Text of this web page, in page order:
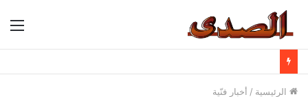
الرئيسية / أخبار فنّية